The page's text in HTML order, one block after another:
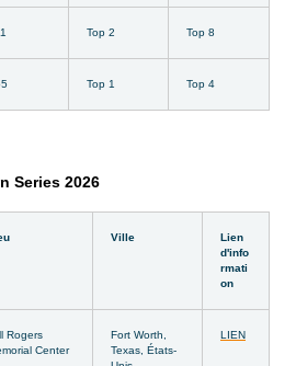
Top 2 Top 8
Top 1 Top 4
Series 2026
Ville
Lien
d'info
rmati
on
Rogers
Center
Fort Worth,
Texas, États-
LIEN